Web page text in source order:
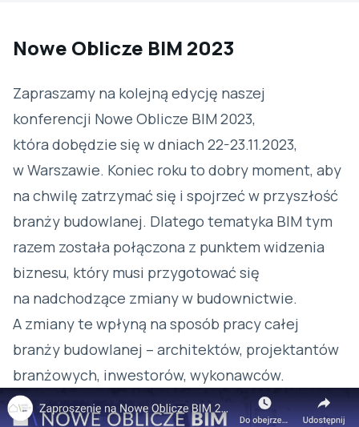
Nowe Oblicze BIM 2023
Zapraszamy na kolejną edycję naszej
konferencji Nowe Oblicze BIM 2023,
która dobędzie się w dniach 22-23.11.2023,
w Warszawie. Koniec roku to dobry moment, aby
na chwilę zatrzymać się i spojrzeć w przyszłość
branży budowlanej. Dlatego tematyka BIM tym
razem została połączona z punktem widzenia
biznesu, który musi przygotować się
na nadchodzące zmiany w budownictwie.
A zmiany te wpłyną na sposób pracy całej
branży budowlanej – architektów, projektantów
branżowych, inwestorów, wykonawców.